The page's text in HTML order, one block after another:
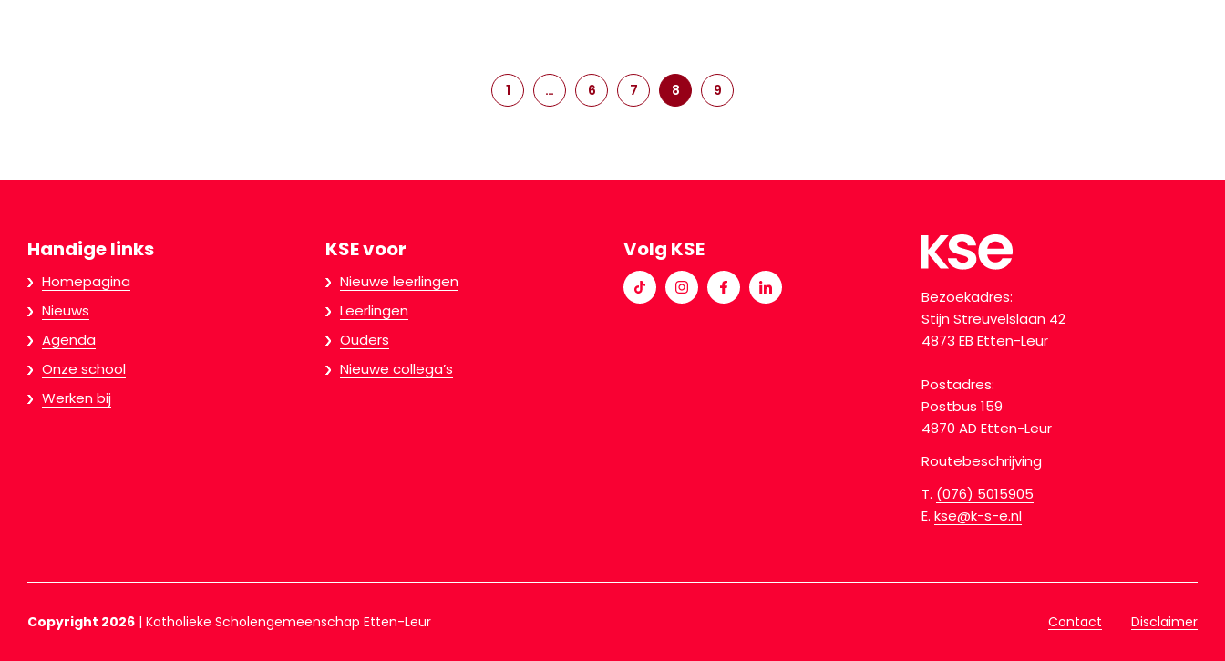
1 … 6 7 8 9
Handige links
Homepagina
Nieuws
Agenda
Onze school
Werken bij
KSE voor
Nieuwe leerlingen
Leerlingen
Ouders
Nieuwe collega’s
Volg KSE
Bezoekadres:
Stijn Streuvelslaan 42
4873 EB Etten-Leur
Postadres:
Postbus 159
4870 AD Etten-Leur
Routebeschrijving
T. (076) 5015905
E. kse@k-s-e.nl
Copyright 2026 | Katholieke Scholengemeenschap Etten-Leur Contact Disclaimer